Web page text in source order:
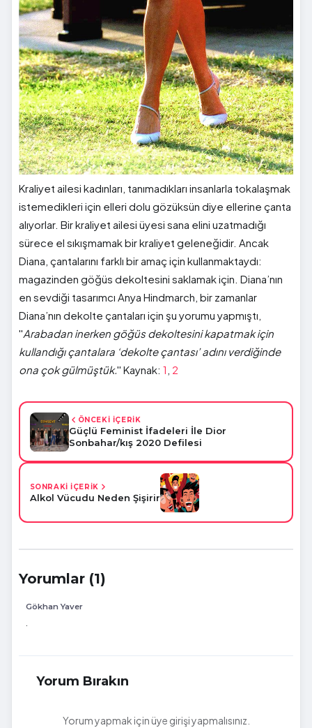
Kraliyet ailesi kadınları, tanımadıkları insanlarla tokalaşmak
istemedikleri için elleri dolu gözüksün diye ellerine çanta
alıyorlar. Bir kraliyet ailesi üyesi sana elini uzatmadığı
sürece el sıkışmamak bir kraliyet geleneğidir. Ancak
Diana, çantalarını farklı bir amaç için kullanmaktaydı:
magazinden göğüs dekoltesini saklamak için. Diana’nın
en sevdiği tasarımcı Anya Hindmarch, bir zamanlar
Diana’nın dekolte çantaları için şu yorumu yapmıştı,
''Arabadan inerken göğüs dekoltesini kapatmak için
kullandığı çantalara ‘dekolte çantası’ adını verdiğinde
ona çok gülmüştük.'' Kaynak: 1 2
ÖNCEKİ İÇERİK
Güçlü Feminist İfadeleri İle Dior
Sonbahar/kış 2020 Defilesi
SONRAKİ İÇERİK
Alkol Vücudu Neden Şişirir
Yorumlar (1)
Gökhan Yaver
Yorum Bırakın
Yorum yapmak için üye girişi yapmalısınız.